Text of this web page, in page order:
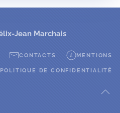
Jean Marchais
CONTACTS MENTIONS
POLITIQUE DE CONFIDENTIALITÉ